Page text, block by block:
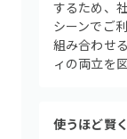
するため、
シーンでご
組み合わせ
ィの両立を
使うほど賢